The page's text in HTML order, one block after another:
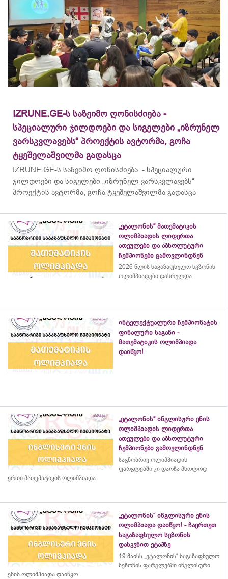
IZRUNE.GE-ს საზეიმო ღონისძიება -
სპეციალური ჯილდოები და სიგელები „იზრუნელ
ვარსკვლავებს“ პროექტის ავტორმა, გოჩა
ტყეშელაშვილმა გადასცა
IZRUNE.GE-ს საზეიმო ღონისძიება - სპეციალური
ჯილდოები და სიგელები „იზრუნელ ვარსკვლავებს“
პროექტის ავტორმა, გოჩა ტყეშელაშვილმა გადასცა
„ეტალონის“ მათემატიკის
ოლიმპიადის ლიდერთა
ათეულები და აბსოლუტური
ჩემპიონები გამოვლინდნენ
2026 წლის საგაზაფხულო სეზონის
ოლიმპიადები დასრულდა
ინტელექტუალური ჩემპიონატის
ფინალური საგანი -
მათემატიკის ოლიმპიადა
დაიწყო!
„ეტალონის“ ინგლისური ენის
ოლიმპიადის ლიდერთა
ათეულები და აბსოლუტური
ჩემპიონები გამოვლინდნენ
საგნობრივ ოლიმპიადის
ფარგლებში კი დარჩა მხოლოდ
ერთი მათემატიკის ოლიმპიადა
„ეტალონის“ ინგლისური ენის
ოლიმპიადა დაიწყო! - ჩაერთეთ
საგაზაფხულო სეზონის
დასკვნით ეტაპზე
19 მაისს „ეტალონის“ საგაზაფხულო
სეზონის ფარგლებში ინგლისური
ენის ოლიმპიადა დაიწყო